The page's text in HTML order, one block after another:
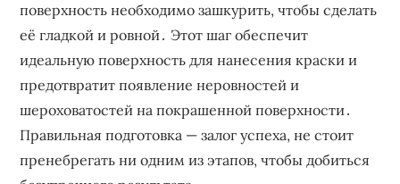
поверхность необходимо зашкурить, чтобы сделать
её гладкой и ровной․ Этот шаг обеспечит
идеальную поверхность для нанесения краски и
предотвратит появление неровностей и
шероховатостей на покрашенной поверхности․
Правильная подготовка — залог успеха, не стоит
пренебрегать ни одним из этапов, чтобы добиться